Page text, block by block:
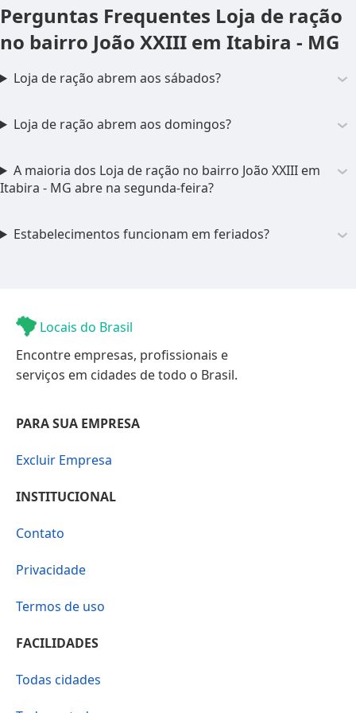
Perguntas Frequentes Loja de ração
no bairro João XXIII em Itabira - MG
Loja de ração abrem aos sábados?
Loja de ração abrem aos domingos?
A maioria dos Loja de ração no bairro João XXIII em
Itabira - MG abre na segunda-feira?
Estabelecimentos funcionam em feriados?
Locais do Brasil
Encontre empresas, profissionais e
serviços em cidades de todo o Brasil.
PARA SUA EMPRESA
Excluir Empresa
INSTITUCIONAL
Contato
Privacidade
Termos de uso
FACILIDADES
Todas cidades